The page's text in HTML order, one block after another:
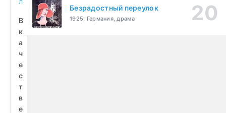
В
к
а
ч
е
с
т
в
е
Безрадостный переулок
1925, Германия, драма